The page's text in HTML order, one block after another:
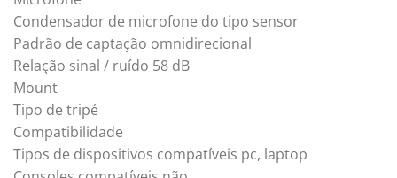
Condensador de microfone do tipo sensor
Padrão de captação omnidirecional
Relação sinal / ruído 58 dB
Mount
Tipo de tripé
Compatibilidade
Tipos de dispositivos compatíveis pc, laptop